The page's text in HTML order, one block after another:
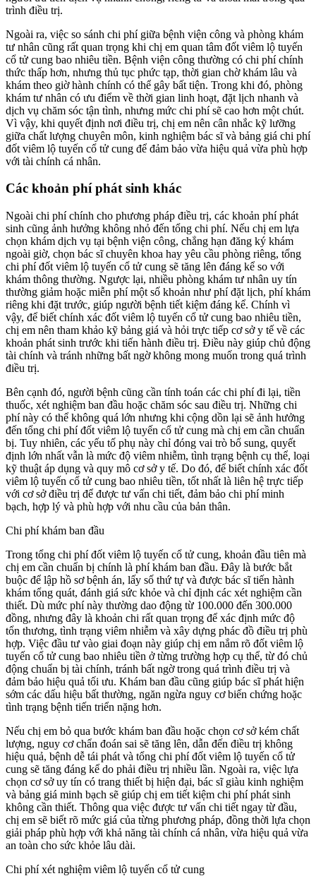
trình điều trị.
Ngoài ra, việc so sánh chi phí giữa bệnh viện công và phòng khám
tư nhân cũng rất quan trọng khi chị em quan tâm đốt viêm lộ tuyến
cổ tử cung bao nhiêu tiền. Bệnh viện công thường có chi phí chính
thức thấp hơn, nhưng thủ tục phức tạp, thời gian chờ khám lâu và
khám theo giờ hành chính có thể gây bất tiện. Trong khi đó, phòng
khám tư nhân có ưu điểm về thời gian linh hoạt, đặt lịch nhanh và
dịch vụ chăm sóc tận tình, nhưng mức chi phí sẽ cao hơn một chút.
Vì vậy, khi quyết định nơi điều trị, chị em nên cân nhắc kỹ lưỡng
giữa chất lượng chuyên môn, kinh nghiệm bác sĩ và bảng giá chi phí
đốt viêm lộ tuyến cổ tử cung để đảm bảo vừa hiệu quả vừa phù hợp
với tài chính cá nhân.
Các khoản phí phát sinh khác
Ngoài chi phí chính cho phương pháp điều trị, các khoản phí phát
sinh cũng ảnh hưởng không nhỏ đến tổng chi phí. Nếu chị em lựa
chọn khám dịch vụ tại bệnh viện công, chẳng hạn đăng ký khám
ngoài giờ, chọn bác sĩ chuyên khoa hay yêu cầu phòng riêng, tổng
chi phí đốt viêm lộ tuyến cổ tử cung sẽ tăng lên đáng kể so với
khám thông thường. Ngược lại, nhiều phòng khám tư nhân uy tín
thường giảm hoặc miễn phí một số khoản như phí đặt lịch, phí khám
riêng khi đặt trước, giúp người bệnh tiết kiệm đáng kể. Chính vì
vậy, để biết chính xác đốt viêm lộ tuyến cổ tử cung bao nhiêu tiền,
chị em nên tham khảo kỹ bảng giá và hỏi trực tiếp cơ sở y tế về các
khoản phát sinh trước khi tiến hành điều trị. Điều này giúp chủ động
tài chính và tránh những bất ngờ không mong muốn trong quá trình
điều trị.
Bên cạnh đó, người bệnh cũng cần tính toán các chi phí đi lại, tiền
thuốc, xét nghiệm ban đầu hoặc chăm sóc sau điều trị. Những chi
phí này có thể không quá lớn nhưng khi cộng dồn lại sẽ ảnh hưởng
đến tổng chi phí đốt viêm lộ tuyến cổ tử cung mà chị em cần chuẩn
bị. Tuy nhiên, các yếu tố phụ này chỉ đóng vai trò bổ sung, quyết
định lớn nhất vẫn là mức độ viêm nhiễm, tình trạng bệnh cụ thể, loại
kỹ thuật áp dụng và quy mô cơ sở y tế. Do đó, để biết chính xác đốt
viêm lộ tuyến cổ tử cung bao nhiêu tiền, tốt nhất là liên hệ trực tiếp
với cơ sở điều trị để được tư vấn chi tiết, đảm bảo chi phí minh
bạch, hợp lý và phù hợp với nhu cầu của bản thân.
Chi phí khám ban đầu
Trong tổng chi phí đốt viêm lộ tuyến cổ tử cung, khoản đầu tiên mà
chị em cần chuẩn bị chính là phí khám ban đầu. Đây là bước bắt
buộc để lập hồ sơ bệnh án, lấy số thứ tự và được bác sĩ tiến hành
khám tổng quát, đánh giá sức khỏe và chỉ định các xét nghiệm cần
thiết. Dù mức phí này thường dao động từ 100.000 đến 300.000
đồng, nhưng đây là khoản chi rất quan trọng để xác định mức độ
tổn thương, tình trạng viêm nhiễm và xây dựng phác đồ điều trị phù
hợp. Việc đầu tư vào giai đoạn này giúp chị em nắm rõ đốt viêm lộ
tuyến cổ tử cung bao nhiêu tiền ở từng trường hợp cụ thể, từ đó chủ
động chuẩn bị tài chính, tránh bất ngờ trong quá trình điều trị và
đảm bảo hiệu quả tối ưu. Khám ban đầu cũng giúp bác sĩ phát hiện
sớm các dấu hiệu bất thường, ngăn ngừa nguy cơ biến chứng hoặc
tình trạng bệnh tiến triển nặng hơn.
Nếu chị em bỏ qua bước khám ban đầu hoặc chọn cơ sở kém chất
lượng, nguy cơ chẩn đoán sai sẽ tăng lên, dẫn đến điều trị không
hiệu quả, bệnh dễ tái phát và tổng chi phí đốt viêm lộ tuyến cổ tử
cung sẽ tăng đáng kể do phải điều trị nhiều lần. Ngoài ra, việc lựa
chọn cơ sở uy tín có trang thiết bị hiện đại, bác sĩ giàu kinh nghiệm
và bảng giá minh bạch sẽ giúp chị em tiết kiệm chi phí phát sinh
không cần thiết. Thông qua việc được tư vấn chi tiết ngay từ đầu,
chị em sẽ biết rõ mức giá của từng phương pháp, đồng thời lựa chọn
giải pháp phù hợp với khả năng tài chính cá nhân, vừa hiệu quả vừa
an toàn cho sức khỏe lâu dài.
Chi phí xét nghiệm viêm lộ tuyến cổ tử cung